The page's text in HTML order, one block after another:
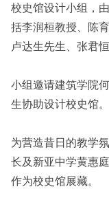
校史馆设计小组，
括李润桓教授、陈
卢达生先生、张君
小组邀请建筑学院
生协助设计校史馆。
为营造昔日的教学
长及新亚中学黄惠
作为校史馆展藏。